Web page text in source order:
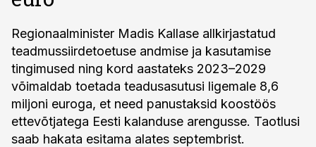
Regionaalminister Madis Kallase allkirjastatud
teadmussiirdetoetuse andmise ja kasutamise
tingimused ning kord aastateks 2023–2029
võimaldab toetada teadusasutusi ligemale 8,6
miljoni euroga, et need panustaksid koostöös
ettevõtjatega Eesti kalanduse arengusse. Taotlusi
saab hakata esitama alates septembrist.